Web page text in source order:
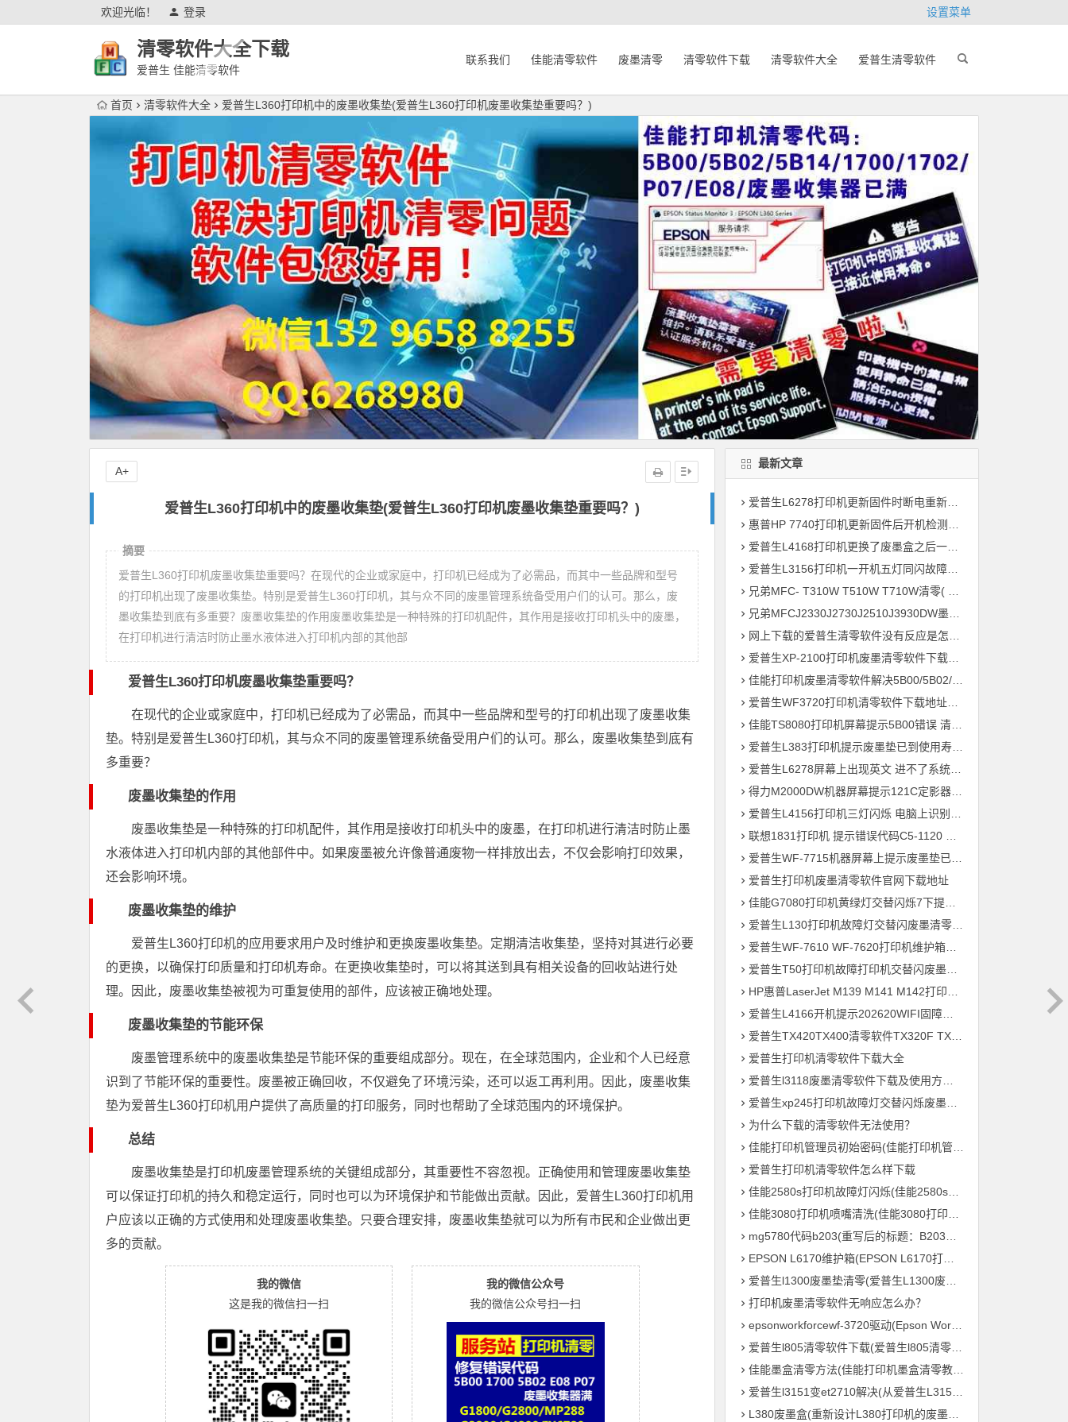
欢迎光临！ 登录 设置菜单
清零软件大全下载
爱普生 佳能清零软件
联系我们 佳能清零软件 废墨清零 清零软件下载 清零软件大全 爱普生清零软件
首页 清零软件大全 爱普生L360打印机中的废墨收集垫(爱普生L360打印机废墨收集垫重要吗？)
爱普生L360打印机中的废墨收集垫(爱普生L360打印机废墨收集垫重要吗？)
A+
摘要
爱普生L360打印机废墨收集垫重要吗？在现代的企业或家庭中，打印机已经成为了必需品，而其中一些品牌和型号
的打印机出现了废墨收集垫。特别是爱普生L360打印机，其与众不同的废墨管理系统备受用户们的认可。那么，废
墨收集垫到底有多重要？废墨收集垫的作用废墨收集垫是一种特殊的打印机配件，其作用是接收打印机头中的废墨，
在打印机进行清洁时防止墨水液体进入打印机内部的其他部
爱普生L360打印机废墨收集垫重要吗？
在现代的企业或家庭中，打印机已经成为了必需品，而其中一些品牌和型号的打印机出现了废墨收集
垫。特别是爱普生L360打印机，其与众不同的废墨管理系统备受用户们的认可。那么，废墨收集垫到底有
多重要？
废墨收集垫的作用
废墨收集垫是一种特殊的打印机配件，其作用是接收打印机头中的废墨，在打印机进行清洁时防止墨
水液体进入打印机内部的其他部件中。如果废墨被允许像普通废物一样排放出去，不仅会影响打印效果，
还会影响环境。
废墨收集垫的维护
爱普生L360打印机的应用要求用户及时维护和更换废墨收集垫。定期清洁收集垫，坚持对其进行必要
的更换，以确保打印质量和打印机寿命。在更换收集垫时，可以将其送到具有相关设备的回收站进行处
理。因此，废墨收集垫被视为可重复使用的部件，应该被正确地处理。
废墨收集垫的节能环保
废墨管理系统中的废墨收集垫是节能环保的重要组成部分。现在，在全球范围内，企业和个人已经意
识到了节能环保的重要性。废墨被正确回收，不仅避免了环境污染，还可以返工再利用。因此，废墨收集
垫为爱普生L360打印机用户提供了高质量的打印服务，同时也帮助了全球范围内的环境保护。
总结
废墨收集垫是打印机废墨管理系统的关键组成部分，其重要性不容忽视。正确使用和管理废墨收集垫
可以保证打印机的持久和稳定运行，同时也可以为环境保护和节能做出贡献。因此，爱普生L360打印机用
户应该以正确的方式使用和处理废墨收集垫。只要合理安排，废墨收集垫就可以为所有市民和企业做出更
多的贡献。
我的微信
这是我的微信扫一扫
我的微信公众号
我的微信公众号扫一扫
最新文章
爱普生L6278打印机更新固件时断电重新开机后一直提示Recovery Mode故障
惠普HP 7740打印机更新固件后开机检测到非HP芯片刷机降级解决教程
爱普生L4168打印机更换了废墨盒之后一开机提示202604故障代码维修
爱普生L3156打印机一开机五灯同闪故障远程维修
兄弟MFC- T310W T510W T710W清零( 墨水回收盒已满，将满或设备故障46 )
兄弟MFCJ2330J2730J2510J3930DW墨水国收盒已满清零教程
网上下载的爱普生清零软件没有反应是怎么回事 ?
爱普生XP-2100打印机废墨清零软件下载及使用方法
佳能打印机废墨清零软件解决5B00/5B02/1700故障
爱普生WF3720打印机清零软件下载地址大全
佳能TS8080打印机屏幕提示5B00错误 清零快速解决问题
爱普生L383打印机提示废墨垫已到使用寿命通过清零快速解决问题
爱普生L6278屏幕上出现英文 进不了系统 刷固件快速解决问题
得力M2000DW机器屏幕提示121C定影器错误 快速解决方法
爱普生L4156打印机三灯闪烁 电脑上识别ET-2700型号 刷固件快速解决问题
联想1831打印机 提示错误代码C5-1120 C6-1120提示更换新的转印带装置 定影组件装置 快速解决方案
爱普生WF-7715机器屏幕上提示废墨垫已到使用寿命用软件清零快速解决问题
爱普生打印机废墨清零软件官网下载地址
佳能G7080打印机黄绿灯交替闪烁7下提示5B00废墨清零教程
爱普生L130打印机故障灯交替闪废墨清零软件下载方法教程
爱普生WF-7610 WF-7620打印机维护箱寿命清零不识别墨盒远程刷机
爱普生T50打印机故障打印机交替闪废墨清零软件下载教程
HP惠普LaserJet M139 M141 M142打印机屏幕显示电脑上识别机器型号为3020
爱普生L4166开机提示202620WIFI固障维修教程
爱普生TX420TX400清零软件TX320F TX700w打印机废墨收集垫满
爱普生打印机清零软件下载大全
爱普生l3118废墨清零软件下载及使用方法教程
爱普生xp245打印机故障灯交替闪烁废墨清零软件下载及使用方法教程
为什么下载的清零软件无法使用？
佳能打印机管理员初始密码(佳能打印机管理员默认密码是什么？)
爱普生打印机清零软件怎么样下载
佳能2580s打印机故障灯闪烁(佳能2580s打印机故障灯频繁闪烁怎么办？)
佳能3080打印机喷嘴清洗(佳能3080打印机喷头清理方法)
mg5780代码b203(重写后的标题：B203毛绒鸟打印机 – MG5780系列的新成员)
EPSON L6170维护箱(EPSON L6170打印机维护盒的重要性)
爱普生l1300废墨垫清零(爱普生L1300废墨垫重置，让您的打印机继续高效输出！)
打印机废墨清零软件无响应怎么办？
epsonworkforcewf-3720驱动(Epson WorkForce WF-3720 打印机驱动下载及安装教程)
爱普生l805清零软件下载(爱普生l805清零软件免费下载)
佳能墨盒清零方法(佳能打印机墨盒清零教程，轻松零成本重复利用)
爱普生l3151变et2710解决(从爱普生L3151到ET2710：打印机参数全解析)
L380废墨盒(重新设计L380打印机的废墨处理系统)